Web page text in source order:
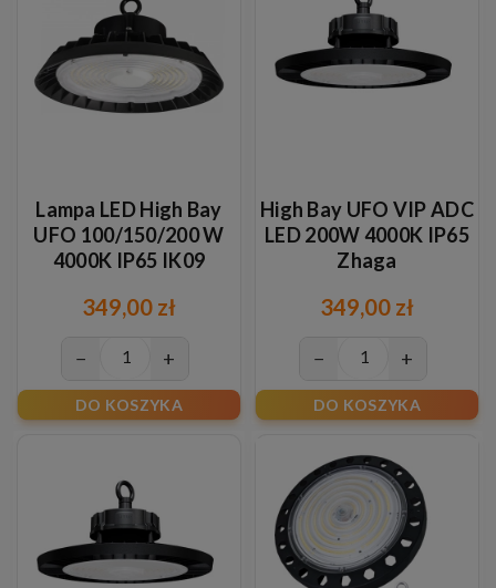
Lampa LED High Bay
UFO 100/150/200 W
4000K IP65 IK09
349,00 zł
− +
DO KOSZYKA
High Bay UFO VIP ADC
LED 200W 4000K IP65
Zhaga
349,00 zł
− +
DO KOSZYKA